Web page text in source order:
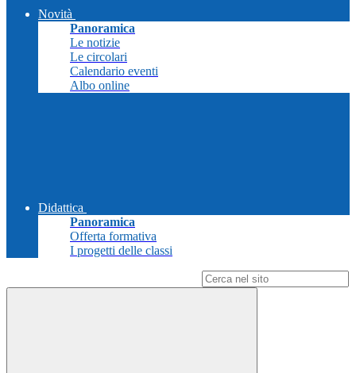
Novità
Panoramica
Le notizie
Le circolari
Calendario eventi
Albo online
Didattica
Panoramica
Offerta formativa
I progetti delle classi